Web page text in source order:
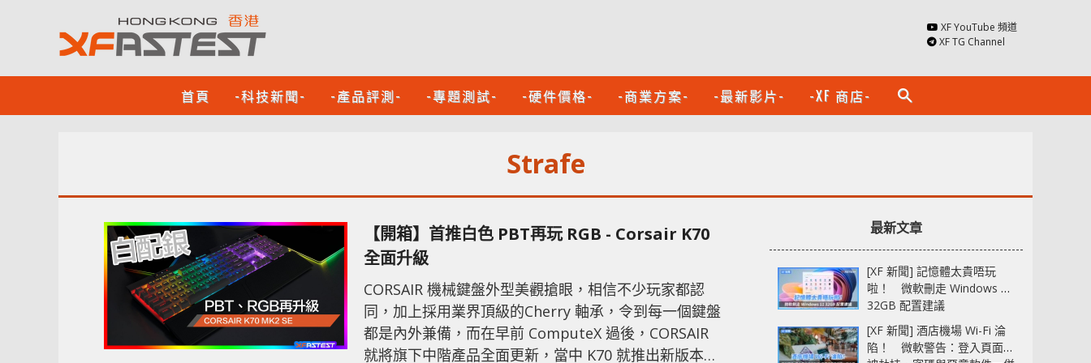
XF YouTube 頻道
XF TG Channel
首頁 -科技新聞- -產品評測- -專題測試- -硬件價格- -商業方案- -最新影片- -XF 商店- search
Strafe
【開箱】首推白色 PBT再玩 RGB - Corsair K70
全面升級
CORSAIR 機械鍵盤外型美觀搶眼，相信不少玩家都認
同，加上採用業界頂級的Cherry 軸承，令到每一個鍵盤
都是內外兼備，而在早前 ComputeX 過後，CORSAIR
就將旗下中階產品全面更新，當中 K70 就推出新版本
最新文章
[XF 新聞] 記憶體太貴唔玩
啦！ 微軟刪走 Windows 11
32GB 配置建議
[XF 新聞] 酒店機場 Wi-Fi 淪
陷！ 微軟警告：登入頁面可